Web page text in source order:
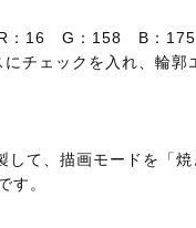
：16 G：158 B：175
チェックを入れ、輪郭
て、描画モードを「
す。